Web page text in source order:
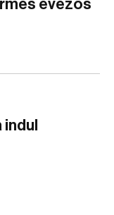
evezős